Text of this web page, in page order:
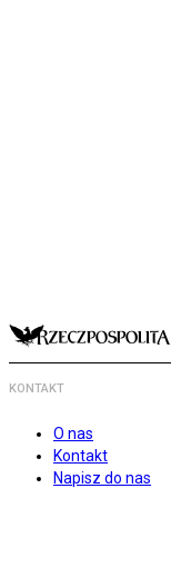
KONTAKT
O nas
Kontakt
Napisz do nas